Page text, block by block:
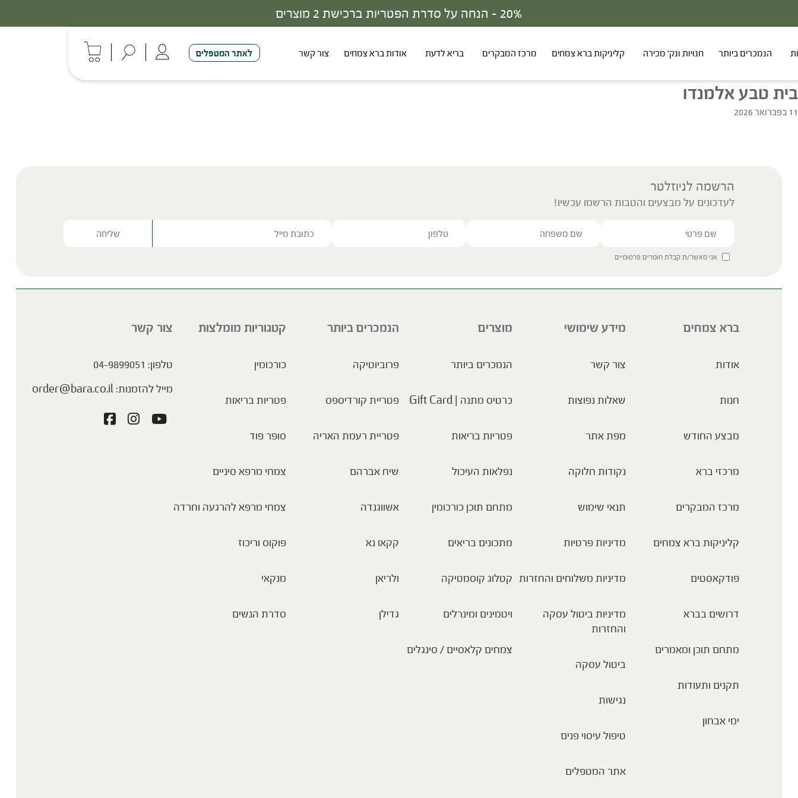
20% - הנחה על סדרת הפטריות ברכישת 2 מוצרים
הנמכרים ביותר חנויות ונק' מכירה קליניקות ברא צמחים מרכז המבקרים בריא לדעת אודות ברא צמחים צור קשר לאתר המטפלים
בית טבע אלמנדו
11 בפברואר 2026
הרשמה לניוזלטר
לעדכונים על מבצעים והטבות הרשמו עכשיו!
אני מאשר/ת קבלת חומרים פרסומיים
ברא צמחים
אודות
חנות
מבצע החודש
מרכזי ברא
מרכז המבקרים
קליניקות ברא צמחים
פודקאסטים
דרושים בברא
מתחם תוכן ומאמרים
תקנים ותעודות
ימי אבחון
מידע שימושי
צור קשר
שאלות נפוצות
מפת אתר
נקודות חלוקה
תנאי שימוש
מדיניות פרטיות
מדיניות משלוחים והחזרות
מדיניות ביטול עסקה
והחזרות
ביטול עסקה
נגישות
טיפול עיסוי פנים
אתר המטפלים
מוצרים
הנמכרים ביותר
כרטיס מתנה | Gift Card
פטריות בריאות
נפלאות העיכול
מתחם תוכן כורכומין
מתכונים בריאים
קטלוג קוסמטיקה
ויטמינים ומינרלים
צמחים קלאסיים / סינגלים
הנמכרים ביותר
פרוביוטיקה
פטריית קורדיספס
פטריית רעמת האריה
שיח אברהם
אשווגנדה
קקאו נא
ולריאן
גדילן
קטגוריות מומלצות
כורכומין
פטריות בריאות
סופר פוד
צמחי מרפא סיניים
צמחי מרפא להרגעה וחרדה
פוקוס וריכוז
מנקאי
סדרת הנשים
צור קשר
טלפון: 04-9899051
מייל להזמנות:order@bara.co.il